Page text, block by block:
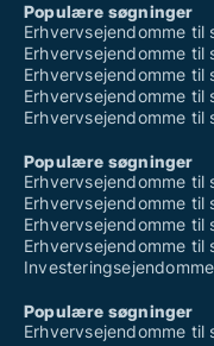
Populære søgninger
Erhvervsejendomme til
Erhvervsejendomme til
Erhvervsejendomme til
Erhvervsejendomme til
Erhvervsejendomme til
Populære søgninger
Erhvervsejendomme til
Erhvervsejendomme til
Erhvervsejendomme til
Erhvervsejendomme til
Populære søgninger
Erhvervsejendomme til